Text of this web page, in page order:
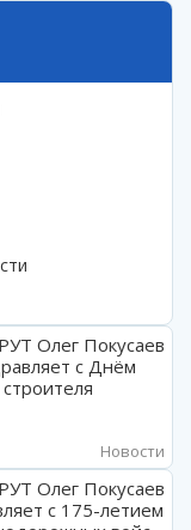
Олег Покусаев
с Днём
строителя
Новости
Олег Покусаев
с 175-летием